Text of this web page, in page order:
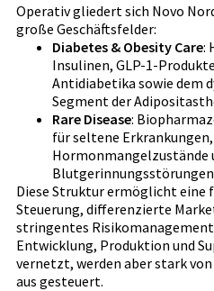
Operativ gliedert sich Novo
große Geschäftsfelder:
Diabetes & Obesity Care:
Insulinen, GLP-1-
Antidiabetika sowie dem
Segment der
Rare Disease:
für seltene
Hormonmangelzustände
Diese Struktur ermöglicht eine
Steuerung, differenzierte
stringentes
Entwicklung, Produktion und
vernetzt, werden aber stark
aus gesteuert.